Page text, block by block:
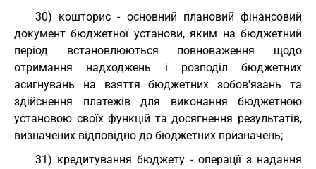
30) кошторис - основний плановий фінансовий
документ бюджетної установи, яким на бюджетний
період встановлюються повноваження щодо
отримання надходжень і розподіл бюджетних
асигнувань на взяття бюджетних зобов'язань та
здійснення платежів для виконання бюджетною
установою своїх функцій та досягнення результатів,
визначених відповідно до бюджетних призначень;
31) кредитування бюджету - операції з надання